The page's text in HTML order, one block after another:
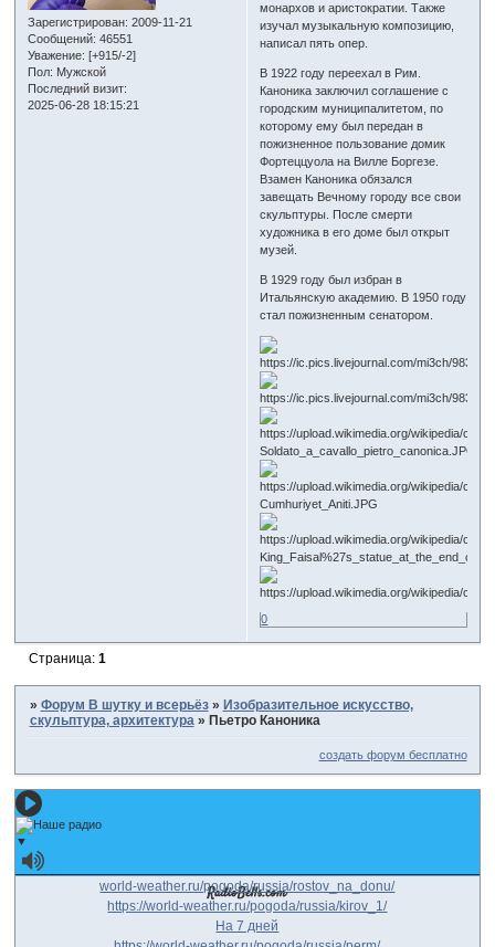
Зарегистрирован: 2009-11-21
Сообщений: 46551
Уважение: [+915/-2]
Пол: Мужской
Последний визит:
2025-06-28 18:15:21
монархов и аристократии. Также
изучал музыкальную композицию,
написал пять опер.
В 1922 году переехал в Рим.
Каноника заключил соглашение с
городским муниципалитетом, по
которому ему был передан в
пожизненное пользование домик
Фортеццуола на Вилле Боргезе.
Взамен Каноника обязался
завещать Вечному городу все свои
скульптуры. После смерти
художника в его доме был открыт
музей.
В 1929 году был избран в
Итальянскую академию. В 1950 году
стал пожизненным сенатором.
0
Страница: 1
» Форум В шутку и всерьёз » Изобразительное искусство,
скульптура, архитектура » Пьетро Каноника
создать форум бесплатно
Наше радио
▼
world-weather.ru/pogoda/russia/rostov_na_donu/
https://world-weather.ru/pogoda/russia/kirov_1/
На 7 дней